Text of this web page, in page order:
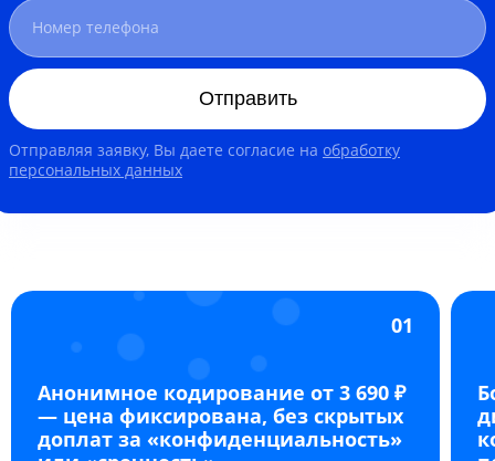
Отправить
Отправляя заявку, Вы даете согласие на обработку
персональных данных
01
Анонимное кодирование от 3 690 ₽
— цена фиксирована, без скрытых
доплат за «конфиденциальность»